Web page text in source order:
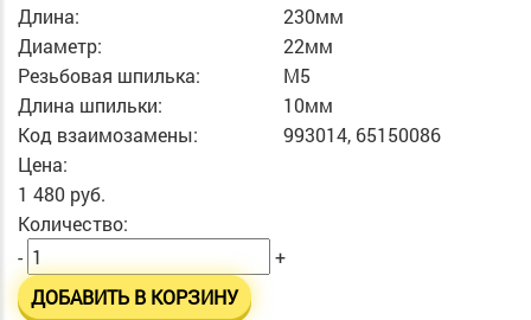
Длина:
230мм
Диаметр:
22мм
Резьбовая шпилька:
M5
Длина шпильки:
10мм
Код взаимозамены:
993014, 65150086
Цена:
1 480 руб.
Количество:
-
+
ДОБАВИТЬ В КОРЗИНУ